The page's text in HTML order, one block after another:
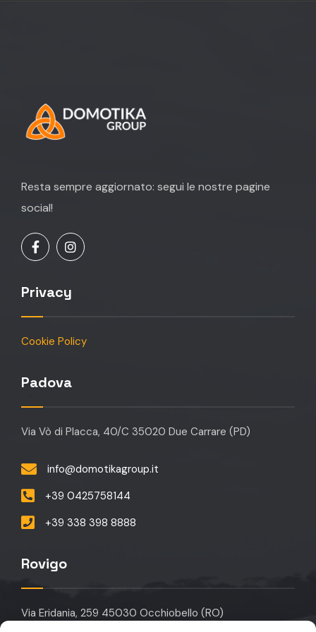
Resta sempre aggiornato: segui le nostre pagine
social!
Privacy
Cookie Policy
Padova
Via Vò di Placca, 40/C 35020 Due Carrare (PD)
info@domotikagroup.it
+39 0425758144
+39 338 398 8888
Rovigo
Via Eridania, 259 45030 Occhiobello (RO)